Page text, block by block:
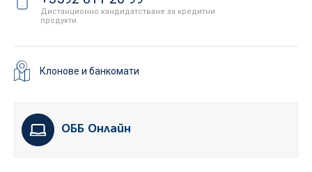
Дистанционно кандидатстване за кредитни
продукти
Клонове и банкомати
ОББ Онлайн